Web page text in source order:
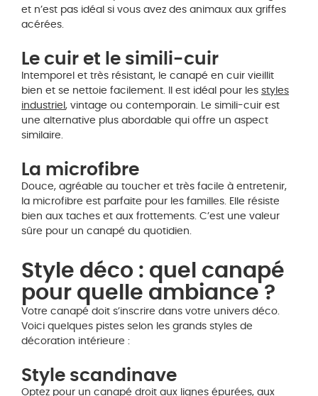
et n’est pas idéal si vous avez des animaux aux griffes
acérées.
Le cuir et le simili-cuir
Intemporel et très résistant, le canapé en cuir vieillit
bien et se nettoie facilement. Il est idéal pour les styles
industriel , vintage ou contemporain. Le simili-cuir est
une alternative plus abordable qui offre un aspect
similaire.
La microfibre
Douce, agréable au toucher et très facile à entretenir,
la microfibre est parfaite pour les familles. Elle résiste
bien aux taches et aux frottements. C’est une valeur
sûre pour un canapé du quotidien.
Style déco : quel canapé
pour quelle ambiance ?
Votre canapé doit s’inscrire dans votre univers déco.
Voici quelques pistes selon les grands styles de
décoration intérieure :
Style scandinave
Optez pour un canapé droit aux lignes épurées, aux